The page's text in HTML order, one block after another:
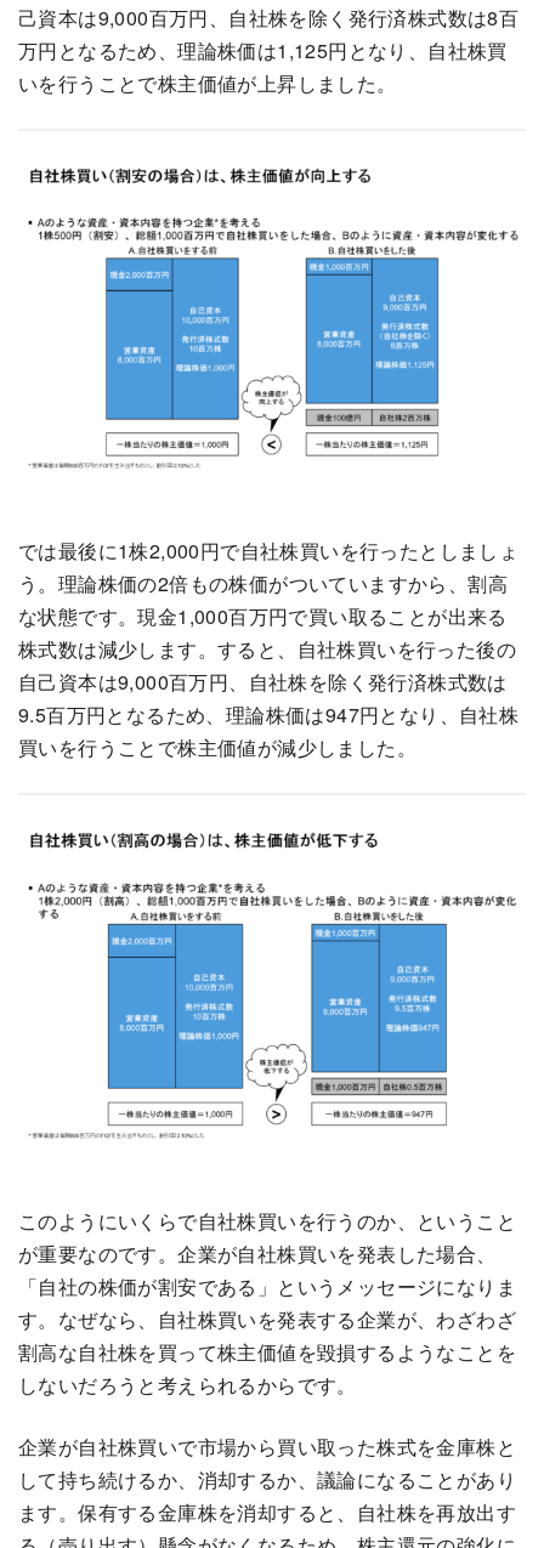
己資本は9,000百万円、自社株を除く発行済株式数は8百
万円となるため、理論株価は1,125円となり、自社株買
いを行うことで株主価値が上昇しました。
では最後に1株2,000円で自社株買いを行ったとしましょ
う。理論株価の2倍もの株価がついていますから、割高
な状態です。現金1,000百万円で買い取ることが出来る
株式数は減少します。すると、自社株買いを行った後の
自己資本は9,000百万円、自社株を除く発行済株式数は
9.5百万円となるため、理論株価は947円となり、自社株
買いを行うことで株主価値が減少しました。
このようにいくらで自社株買いを行うのか、ということ
が重要なのです。企業が自社株買いを発表した場合、
「自社の株価が割安である」というメッセージになりま
す。なぜなら、自社株買いを発表する企業が、わざわざ
割高な自社株を買って株主価値を毀損するようなことを
しないだろうと考えられるからです。
企業が自社株買いで市場から買い取った株式を金庫株と
して持ち続けるか、消却するか、議論になることがあり
ます。保有する金庫株を消却すると、自社株を再放出す